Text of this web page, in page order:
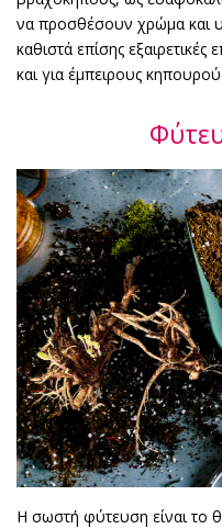
να προσθέσουν χρώμα και
καθιστά επίσης
και για έμπειρους
Η σωστή φύτευση είναι το